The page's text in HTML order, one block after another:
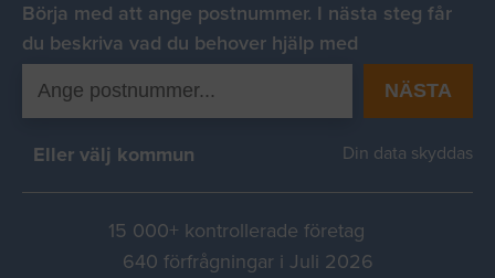
Börja med att ange postnummer. I nästa steg får
du beskriva vad du behover hjälp med
NÄSTA
Eller välj kommun Din data skyddas
15 000+ kontrollerade företag
640 förfrågningar i Juli 2026